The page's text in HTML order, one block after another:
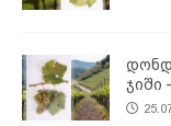
ჯიში